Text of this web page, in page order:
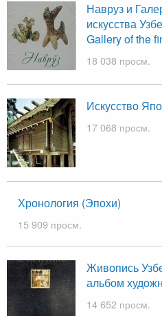
Навруз и
искусства
Gallery of the
18 038 просм.
Искусство
17 068 просм.
Хронология (Эпохи)
15 909 просм.
Живопись
альбом
14 652 просм.